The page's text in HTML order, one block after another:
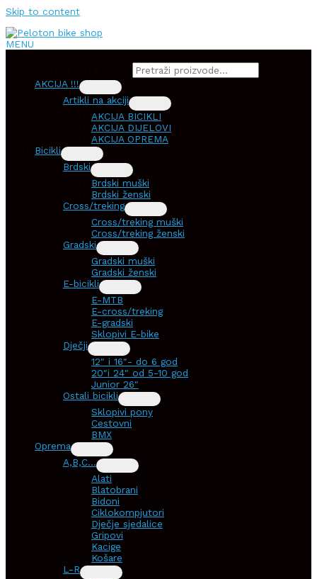
Skip to content
MENU
AKCIJA !!!
Artikli na akciji
AKCIJA BICIKLI
AKCIJA DIJELOVI
AKCIJA OPREMA
Bicikli
Brdski
Brdski muški
Brdski ženski
Cross/treking
Cross/treking muški
Cross/treking ženski
Gradski
Gradski muški
Gradski ženski
E-bicikli
E-MTB
E-cross/treking
E-gradski
Sklopivi E-bike
Dječji
12″ i 16″- do 6 god
20″i 24″ od 5-10 god
Junior 26″
Ostali bicikli
Sklopivi pony
Cestovni
BMX
Oprema
A,B,C…
Alati
Blatobrani
Bidoni
Ciklokompjutori
Dječje sjedalice
Gripovi
Kacige
Košare
L-R